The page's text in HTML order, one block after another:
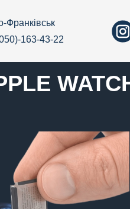
Франківськ
163-43-22